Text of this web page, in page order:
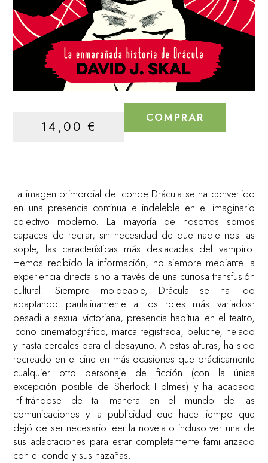
La imagen primordial del conde Drácula se ha convertido
en una presencia continua e indeleble en el imaginario
colectivo moderno. La mayoría de nosotros somos
capaces de recitar, sin necesidad de que nadie nos las
sople, las características más destacadas del vampiro.
Hemos recibido la información, no siempre mediante la
experiencia directa sino a través de una curiosa transfusión
cultural. Siempre moldeable, Drácula se ha ido
adaptando paulatinamente a los roles más variados:
pesadilla sexual victoriana, presencia habitual en el teatro,
icono cinematográfico, marca registrada, peluche, helado
y hasta cereales para el desayuno. A estas alturas, ha sido
recreado en el cine en más ocasiones que prácticamente
cualquier otro personaje de ficción (con la única
excepción posible de Sherlock Holmes) y ha acabado
infiltrándose de tal manera en el mundo de las
comunicaciones y la publicidad que hace tiempo que
dejó de ser necesario leer la novela o incluso ver una de
sus adaptaciones para estar completamente familiarizado
con el conde y sus hazañas.
14,00€
COMPRAR